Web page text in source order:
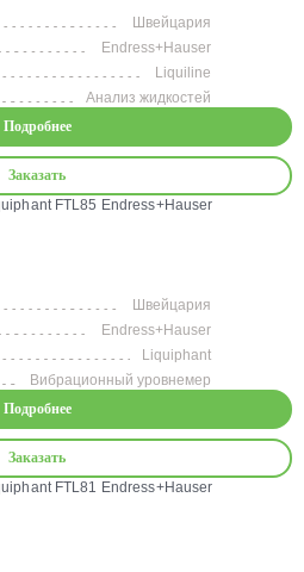
Швейцария
Endress+Hauser
Liquiline
Анализ жидкостей
Подробнее
Заказать
FTL85 Endress+Hauser
Швейцария
Endress+Hauser
Liquiphant
Вибрационный уровнемер
Подробнее
Заказать
FTL81 Endress+Hauser